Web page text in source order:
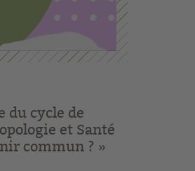
du cycle de
et Santé
commun ? »